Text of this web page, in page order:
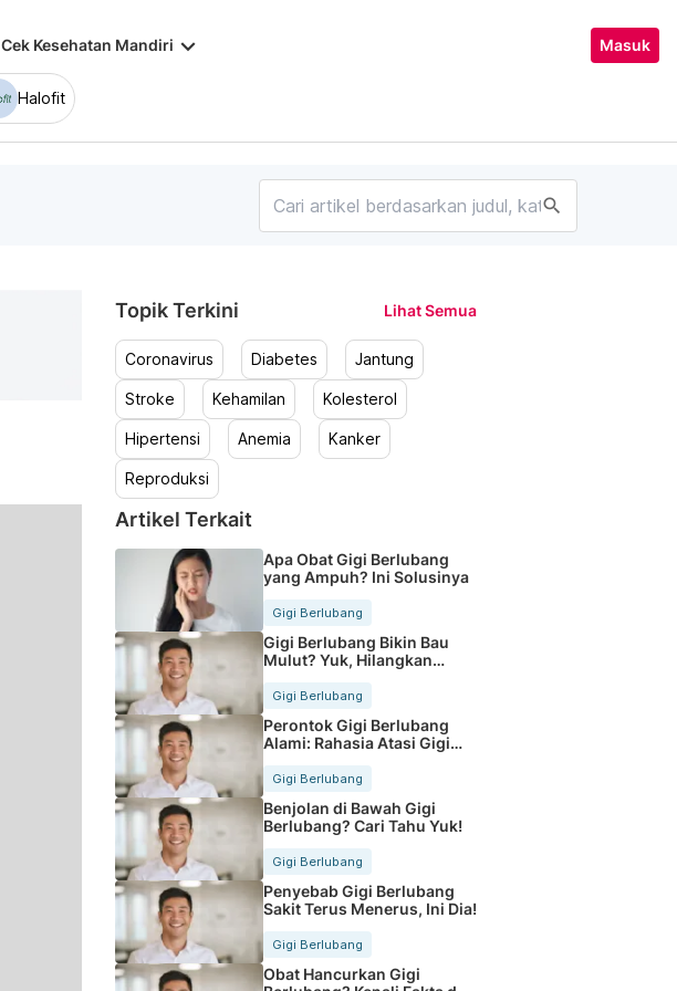
Cek Kesehatan Mandiri keyboard_arrow_down Masuk
Halofit
search
Topik Terkini Lihat Semua
Coronavirus Diabetes Jantung
Stroke Kehamilan Kolesterol
Hipertensi Anemia Kanker
Reproduksi
Artikel Terkait
Apa Obat Gigi Berlubang
yang Ampuh? Ini Solusinya
Gigi Berlubang
Gigi Berlubang Bikin Bau
Mulut? Yuk, Hilangkan
Gigi Berlubang
Perontok Gigi Berlubang
Alami: Rahasia Atasi Gigi
Gigi Berlubang
Benjolan di Bawah Gigi
Berlubang? Cari Tahu Yuk!
Gigi Berlubang
Penyebab Gigi Berlubang
Sakit Terus Menerus, Ini Dia!
Gigi Berlubang
Obat Hancurkan Gigi